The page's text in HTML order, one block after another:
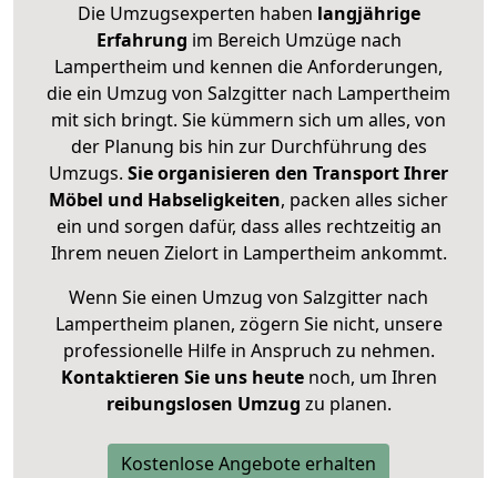
Die Umzugsexperten haben langjährige
Erfahrung im Bereich Umzüge nach
Lampertheim und kennen die Anforderungen,
die ein Umzug von Salzgitter nach Lampertheim
mit sich bringt. Sie kümmern sich um alles, von
der Planung bis hin zur Durchführung des
Umzugs. Sie organisieren den Transport Ihrer
Möbel und Habseligkeiten, packen alles sicher
ein und sorgen dafür, dass alles rechtzeitig an
Ihrem neuen Zielort in Lampertheim ankommt.
Wenn Sie einen Umzug von Salzgitter nach
Lampertheim planen, zögern Sie nicht, unsere
professionelle Hilfe in Anspruch zu nehmen.
Kontaktieren Sie uns heutenoch, um Ihren
reibungslosen Umzug zu planen.
Kostenlose Angebote erhalten